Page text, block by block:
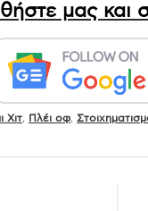
μας και
Χιτ Πλέι οφ